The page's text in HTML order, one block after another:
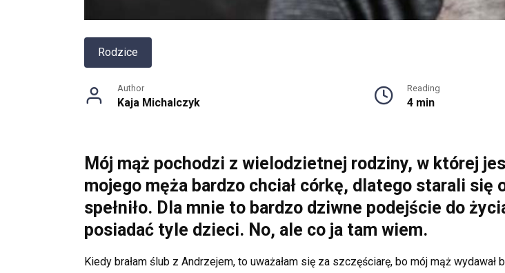
Rodzice
Author
Kaja Michalczyk
Reading
4 min
Mój mąż pochodzi z wielodzietnej rodziny, w której
mojego męża bardzo chciał córkę, dlatego starali
spełniło. Dla mnie to bardzo dziwne podejście do
posiadać tyle dzieci. No, ale co ja tam wiem.
Kiedy brałam ślub z Andrzejem, to uważałam się za szczęściarę, bo mój mąż